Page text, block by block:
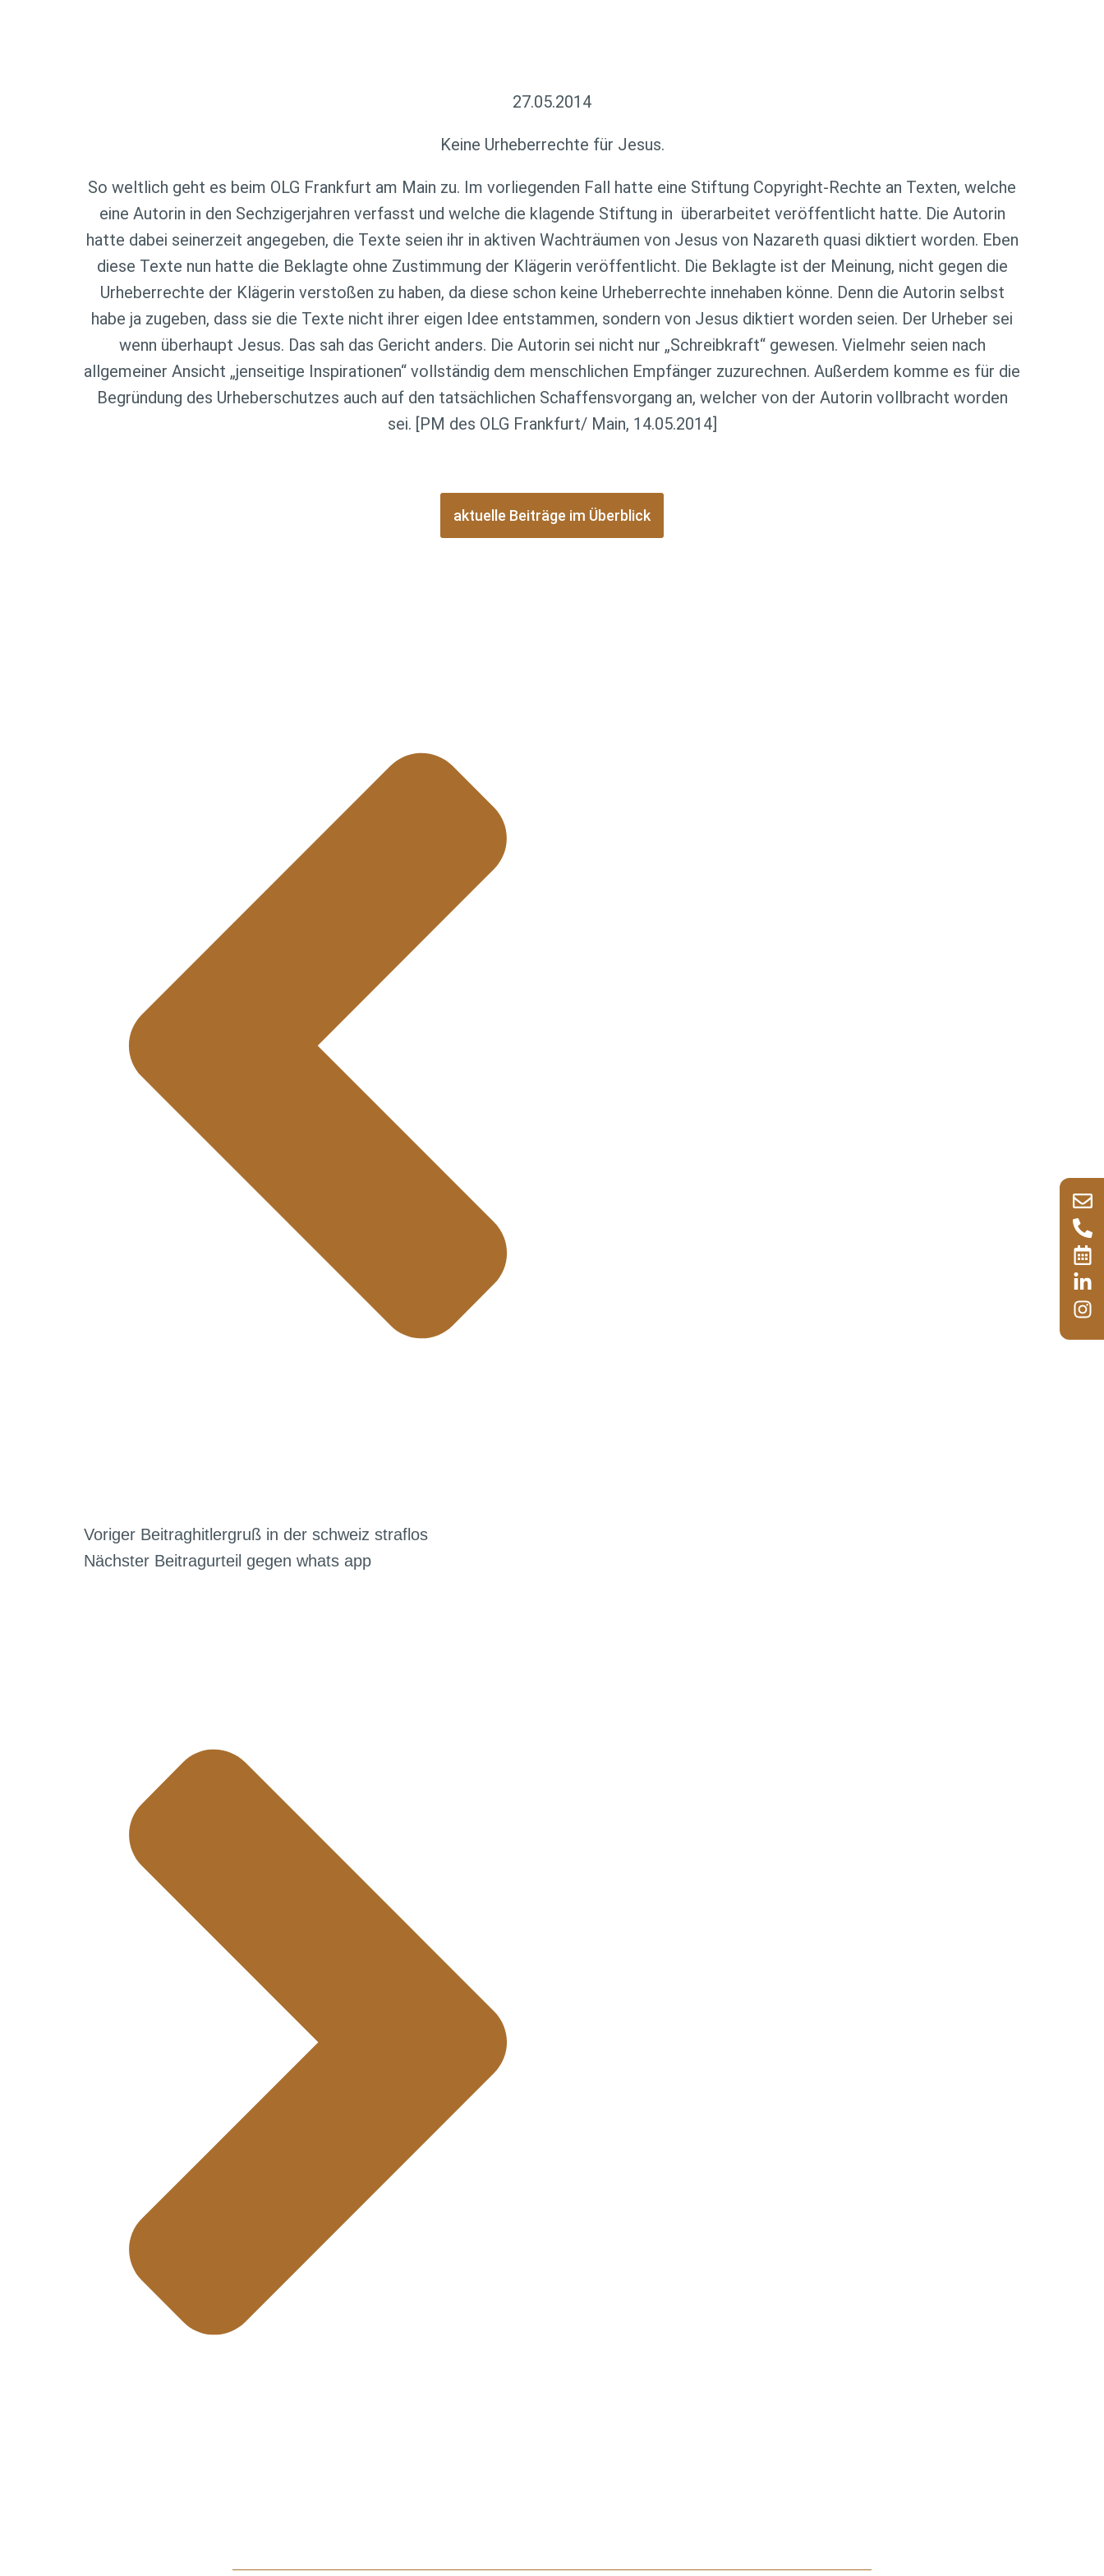
27.05.2014
Keine Urheberrechte für Jesus.
So weltlich geht es beim OLG Frankfurt am Main zu. Im vorliegenden Fall hatte eine Stiftung Copyright-Rechte an Texten, welche
eine Autorin in den Sechzigerjahren verfasst und welche die klagende Stiftung in überarbeitet veröffentlicht hatte. Die Autorin
hatte dabei seinerzeit angegeben, die Texte seien ihr in aktiven Wachträumen von Jesus von Nazareth quasi diktiert worden. Eben
diese Texte nun hatte die Beklagte ohne Zustimmung der Klägerin veröffentlicht. Die Beklagte ist der Meinung, nicht gegen die
Urheberrechte der Klägerin verstoßen zu haben, da diese schon keine Urheberrechte innehaben könne. Denn die Autorin selbst
habe ja zugeben, dass sie die Texte nicht ihrer eigen Idee entstammen, sondern von Jesus diktiert worden seien. Der Urheber sei
wenn überhaupt Jesus. Das sah das Gericht anders. Die Autorin sei nicht nur „Schreibkraft“ gewesen. Vielmehr seien nach
allgemeiner Ansicht „jenseitige Inspirationen“ vollständig dem menschlichen Empfänger zuzurechnen. Außerdem komme es für die
Begründung des Urheberschutzes auch auf den tatsächlichen Schaffensvorgang an, welcher von der Autorin vollbracht worden
sei. [PM des OLG Frankfurt/ Main, 14.05.2014]
aktuelle Beiträge im Überblick
Voriger Beitraghitlergruß in der schweiz straflos
Nächster Beitragurteil gegen whats app